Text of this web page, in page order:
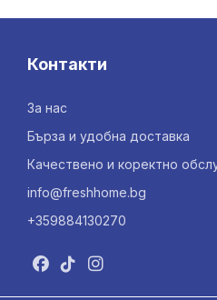
Контакти
За нас
Бърза и удобна доставка
Качествено и коректно
info@freshhome.bg
+359884130270